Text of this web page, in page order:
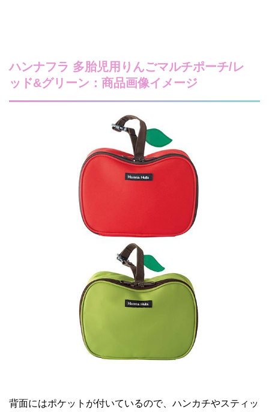
ハンナフラ 多胎児用りんごマルチポーチ/レ
ッド&グリーン：商品画像イメージ
背面にはポケットが付いているので、ハンカチやスティッ